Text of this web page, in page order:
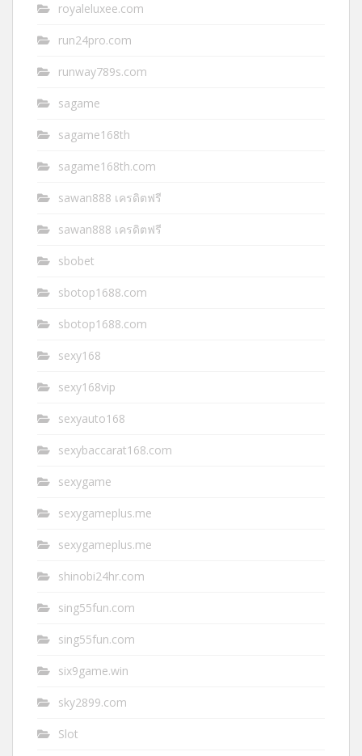
royaleluxee.com
run24pro.com
runway789s.com
sagame
sagame168th
sagame168th.com
sawan888 เครดิตฟรี
sawan888 เครดิตฟรี
sbobet
sbotop1688.com
sbotop1688.com
sexy168
sexy168vip
sexyauto168
sexybaccarat168.com
sexygame
sexygameplus.me
sexygameplus.me
shinobi24hr.com
sing55fun.com
sing55fun.com
six9game.win
sky2899.com
Slot